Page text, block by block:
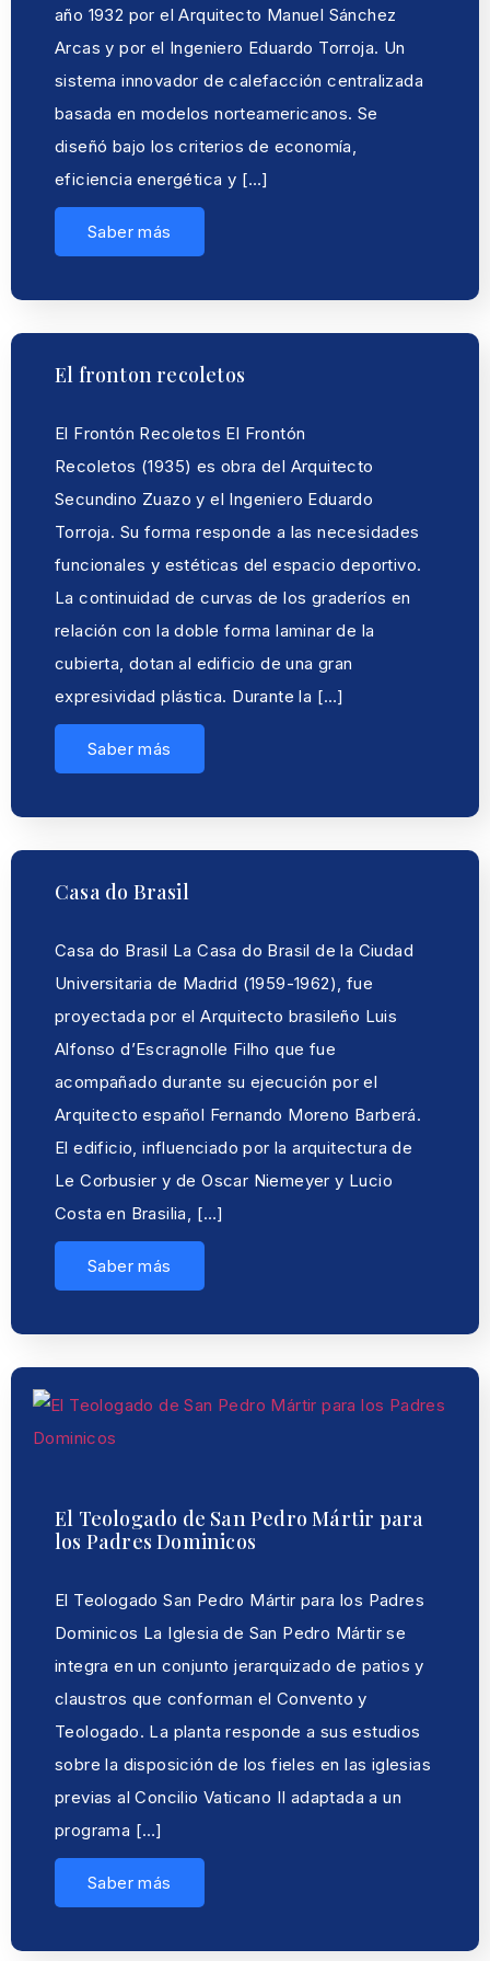
año 1932 por el Arquitecto Manuel Sánchez
Arcas y por el Ingeniero Eduardo Torroja. Un
sistema innovador de calefacción centralizada
basada en modelos norteamericanos. Se
diseñó bajo los criterios de economía,
eficiencia energética y […]
Saber más
El fronton recoletos
El Frontón Recoletos El Frontón
Recoletos (1935) es obra del Arquitecto
Secundino Zuazo y el Ingeniero Eduardo
Torroja. Su forma responde a las necesidades
funcionales y estéticas del espacio deportivo.
La continuidad de curvas de los graderíos en
relación con la doble forma laminar de la
cubierta, dotan al edificio de una gran
expresividad plástica. Durante la […]
Saber más
Casa do Brasil
Casa do Brasil La Casa do Brasil de la Ciudad
Universitaria de Madrid (1959-1962), fue
proyectada por el Arquitecto brasileño Luis
Alfonso d’Escragnolle Filho que fue
acompañado durante su ejecución por el
Arquitecto español Fernando Moreno Barberá.
El edificio, influenciado por la arquitectura de
Le Corbusier y de Oscar Niemeyer y Lucio
Costa en Brasilia, […]
Saber más
El Teologado de San Pedro Mártir para
los Padres Dominicos
El Teologado San Pedro Mártir para los Padres
Dominicos La Iglesia de San Pedro Mártir se
integra en un conjunto jerarquizado de patios y
claustros que conforman el Convento y
Teologado. La planta responde a sus estudios
sobre la disposición de los fieles en las iglesias
previas al Concilio Vaticano II adaptada a un
programa […]
Saber más